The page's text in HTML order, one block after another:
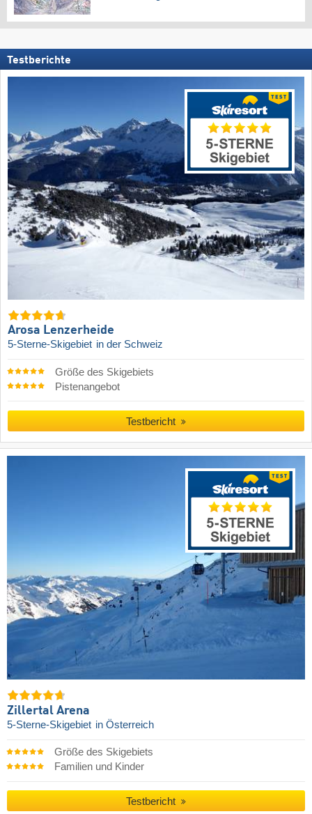
Testberichte
Arosa Lenzerheide
5-Sterne-Skigebiet in der Schweiz
Größe des Skigebiets
Pistenangebot
Testbericht
Zillertal Arena
5-Sterne-Skigebiet in Österreich
Größe des Skigebiets
Familien und Kinder
Testbericht